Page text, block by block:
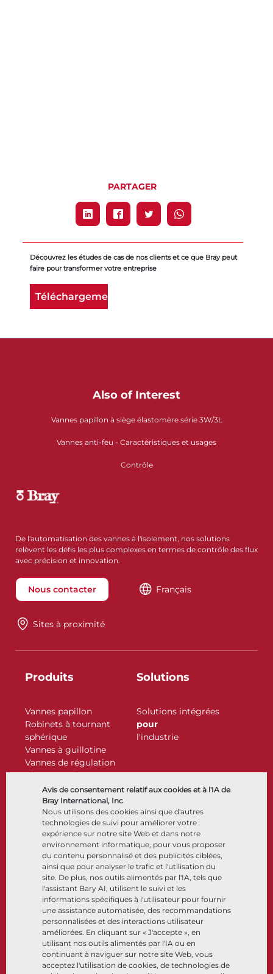
Avis de consentement relatif aux cookies et à l'IA de
Bray International, Inc
Nous utilisons des cookies ainsi que d'autres
technologies de suivi pour améliorer votre
expérience sur notre site Web et dans notre
environnement informatique, pour vous proposer
du contenu personnalisé et des publicités ciblées,
ainsi que pour analyser le trafic et l'utilisation du
site. De plus, nos outils alimentés par l'IA, tels que
l'assistant Bary AI, utilisent le suivi et les
informations spécifiques à l'utilisateur pour fournir
une assistance automatisée, des recommandations
personnalisées et des interactions utilisateur
améliorées. En cliquant sur « J'accepte », en
utilisant nos outils alimentés par l'IA ou en
continuant à naviguer sur notre site Web, vous
acceptez l'utilisation de cookies, de technologies de
PARTAGER
Découvrez les études de cas de nos clients et ce que Bray peut
faire pour transformer votre entreprise
Téléchargement
Also of Interest
Vannes papillon à siège élastomère série 3W/3L
Vannes anti-feu - Caractéristiques et usages
Contrôle
De l'automatisation des vannes à l'isolement, nos solutions
relèvent les défis les plus complexes en termes de contrôle des flux
avec précision et innovation.
Nous contacter Français
Sites à proximité
Produits
Vannes papillon
Robinets à tournant
sphérique
Vannes à guillotine
Vannes de régulation
Clapets antiretour
Actionneurs
Accessoires de contrôle
Cryogénique
Solutions
Solutions intégrées
pour
l'industrie
Entreprise
À propos
Sites
Partenariats
Développement durable
Portail clients
Ressources
Documents
Centre de connaissance
Logiciels
Sélection de matériaux
Suivez-nous LinkedIn